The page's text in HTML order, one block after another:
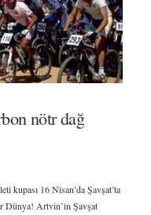
nötr dağ
kupası 16 Nisan’da Şavşat’ta
Dünya! Artvin’in Şavşat